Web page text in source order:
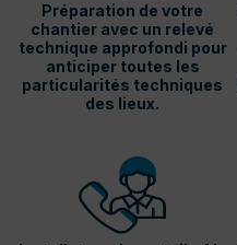
Préparation de votre
chantier avec un relevé
technique approfondi pour
anticiper toutes les
particularités techniques
des lieux.